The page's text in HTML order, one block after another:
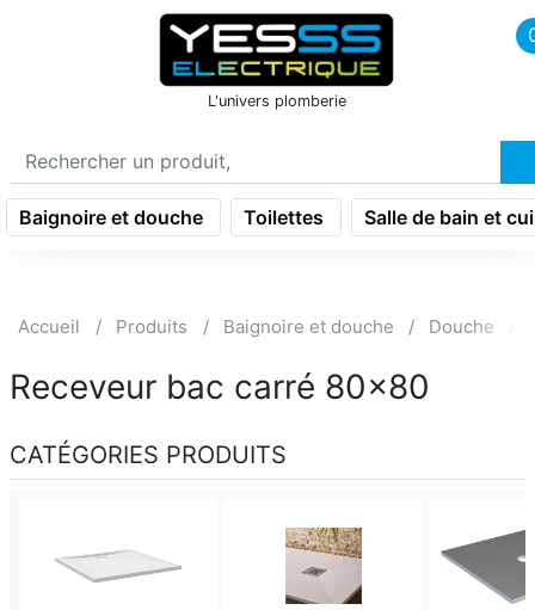
icon menu burger
L'univers plomberie
Baignoire et douche Toilettes Salle de bain et
Accueil Produits Baignoire et douche Douche
Receveur bac carré 80x80
CATÉGORIES PRODUITS